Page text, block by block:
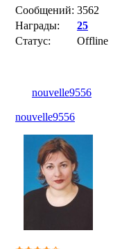
Сообщений: 3562
Награды:
25
Статус:
Offline
nouvelle9556
nouvelle9556